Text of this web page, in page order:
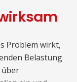
Problem wirkt,
Belastung
über